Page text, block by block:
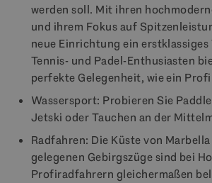
werden soll. Mit ihren
und ihrem Fokus auf
neue Einrichtung ein
Tennis- und Padel-Enthusiasten
perfekte Gelegenheit, wie ein
Wassersport: Probieren Sie
Jetski oder Tauchen an der
Radfahren: Die Küste von
gelegenen Gebirgszüge sind bei
Profiradfahrern gleichermaßen